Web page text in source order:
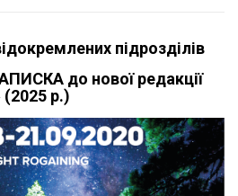
підрозділів
до нової редакції
р.)